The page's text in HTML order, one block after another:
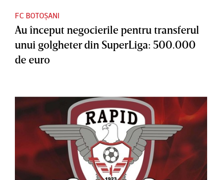
FC BOTOȘANI
Au început negocierile pentru transferul
unui golgheter din SuperLiga: 500.000
de euro